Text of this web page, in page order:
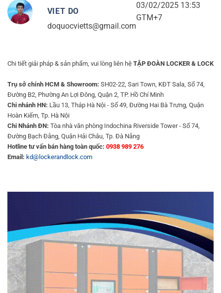
VIET DO
doquocvietts@gmail.com
03/02/2025 13:53
GTM+7
Chi tiết giải pháp & sản phẩm, vui lòng liên hệ TẬP ĐOÀN LOCKER & LOCK
Trụ sở chính HCM & Showroom: SH02-22, Sari Town, KĐT Sala, Số 74,
Đường B2, Phường An Lợi Đông, Quận 2, TP. Hồ Chí Minh
Chi nhánh HN: Lầu 13, Tháp Hà Nội - Số 49, Đường Hai Bà Trưng, Quận
Hoàn Kiếm, Tp. Hà Nội
Chi Nhánh ĐN: Tòa nhà văn phòng Indochina Riverside Tower - Số 74,
Đường Bạch Đằng, Quận Hải Châu, Tp. Đà Nẵng
Hotline tư vấn bán hàng toàn quốc: 0938 989 276
Email: kd@lockerandlock.com